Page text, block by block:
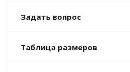
Задать вопрос
Таблица размеров